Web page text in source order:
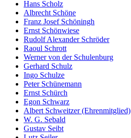
Hans Scholz
Albrecht Schöne
Franz Josef Schöningh
Ernst Schönwiese
Rudolf Alexander Schröder
Raoul Schrott
Werner von der Schulenburg
Gerhard Schulz
Ingo Schulze
Peter Schünemann
Ernst Schürch
Egon Schwarz
Albert Schweitzer (Ehrenmitglied)
W. G. Sebald
Gustav Seibt